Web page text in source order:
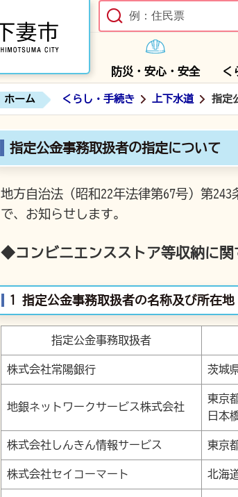
防災・安心・安全 く
ホーム くらし・手続き 上下水道 指定
指定公金事務取扱者の指定について
地方自治法（昭和22年法律第67号）第
で、お知らせします。
◆コンビニエンスストア等収納に
1 指定公金事務取扱者の名称及び所在地
指定公金事務取扱者
株式会社常陽銀行 茨城
地銀ネットワークサービス株式会社
東京
日本
株式会社しんきん情報サービス 東京
株式会社セイコーマート 北海